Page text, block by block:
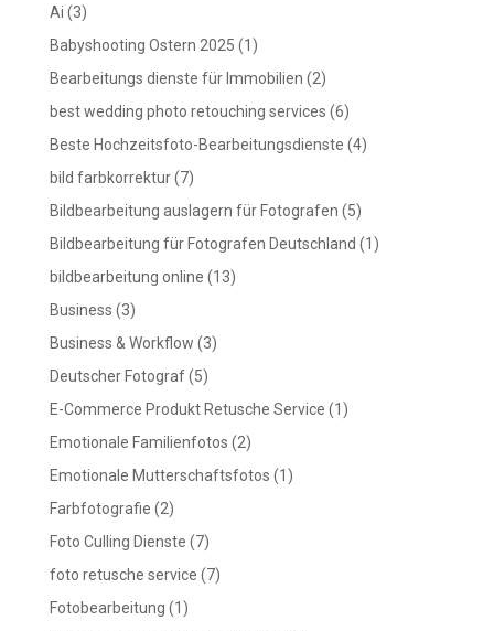
Ai (3)
Babyshooting Ostern 2025 (1)
Bearbeitungs dienste für Immobilien (2)
best wedding photo retouching services (6)
Beste Hochzeitsfoto-Bearbeitungsdienste (4)
bild farbkorrektur(7)
Bildbearbeitung auslagern für Fotografen (5)
Bildbearbeitung für Fotografen Deutschland (1)
bildbearbeitung online (13)
Business (3)
Business & Workflow (3)
Deutscher Fotograf(5)
E-Commerce Produkt Retusche Service (1)
Emotionale Familienfotos (2)
Emotionale Mutterschaftsfotos (1)
Farbfotografie (2)
Foto Culling Dienste (7)
foto retusche service (7)
Fotobearbeitung (1)